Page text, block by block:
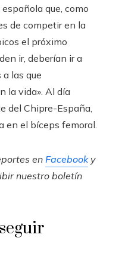
que, como
de competir en la
el próximo
ir, deberían ir a
las que
la vida». Al día
del Chipre-España,
en el bíceps femoral.
en Facebooky
nuestro boletín